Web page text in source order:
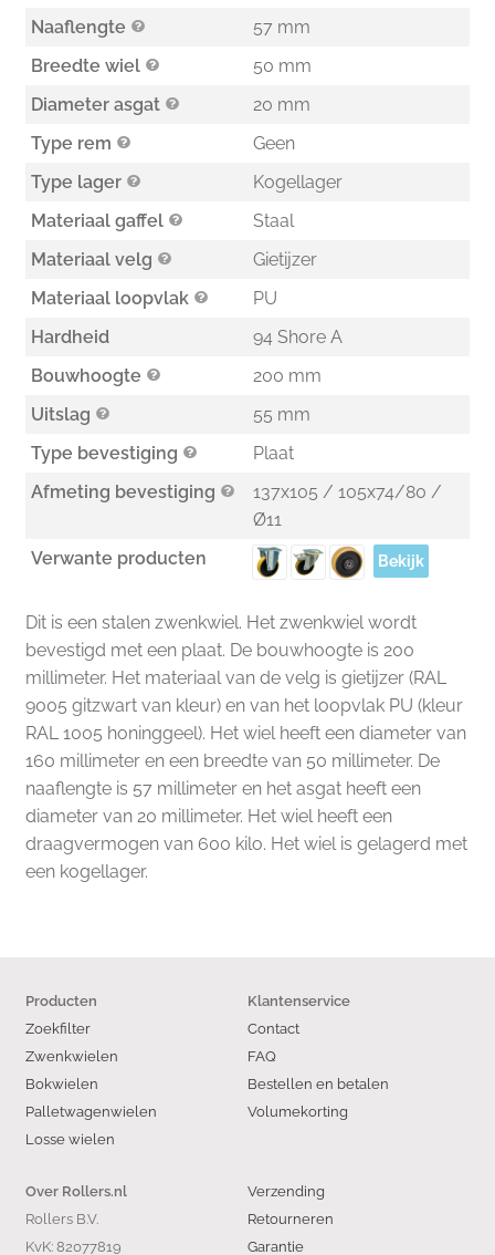
Dit is een stalen zwenkwiel. Het zwenkwiel wordt
bevestigd met een plaat. De bouwhoogte is 200
millimeter. Het materiaal van de velg is gietijzer (RAL
9005 gitzwart van kleur) en van het loopvlak PU (kleur
RAL 1005 honinggeel). Het wiel heeft een diameter van
160 millimeter en een breedte van 50 millimeter. De
naaflengte is 57 millimeter en het asgat heeft een
diameter van 20 millimeter. Het wiel heeft een
draagvermogen van 600 kilo. Het wiel is gelagerd met
een kogellager.
Naaflengte
57 mm
Breedte wiel
50 mm
Diameter asgat
20 mm
Type rem
Geen
Type lager
Kogellager
Materiaal gaffel
Staal
Materiaal velg
Gietijzer
Materiaal loopvlak
PU
Hardheid
94 Shore A
Bouwhoogte
200 mm
Uitslag
55 mm
Type bevestiging
Plaat
Afmeting bevestiging
137x105 / 105x74/80 /
Ø11
Verwante producten
Bekijk
Producten
Zoekfilter
Zwenkwielen
Bokwielen
Palletwagenwielen
Losse wielen
Klantenservice
Contact
FAQ
Bestellen en betalen
Volumekorting
Verzending
Retourneren
Garantie
Over Rollers.nl
Rollers B.V.
KvK: 82077819